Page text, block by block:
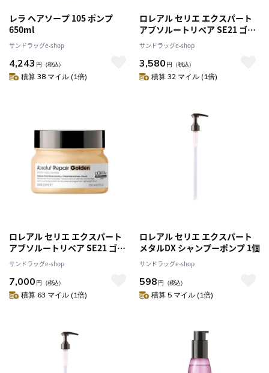
レラ ヘアソープ 105 ポンプ
650ml
サンドラッグe-shop
4,243 円 （税込）
積算 38 マイル (1倍)
ロレアル セリエ エクスパート
アブソルートリペア SE21 ゴー
ルド マスク 250g
サンドラッグe-shop
3,580 円 （税込）
積算 32 マイル (1倍)
ロレアル セリエ エクスパート
アブソルートリペア SE21 ゴー
サンドラッグe-shop
7,000 円 （税込）
積算 63 マイル (1倍)
ロレアル セリエ エクスパート
メタルDX シャンプーポンプ 1個
サンドラッグe-shop
598 円 （税込）
積算 5 マイル (1倍)